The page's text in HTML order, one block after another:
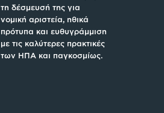
τη δέσμευσή της για
νομική αριστεία, ηθικά
πρότυπα και ευθυγράμμιση
με τις καλύτερες πρακτικές
των ΗΠΑ και παγκοσμίως.